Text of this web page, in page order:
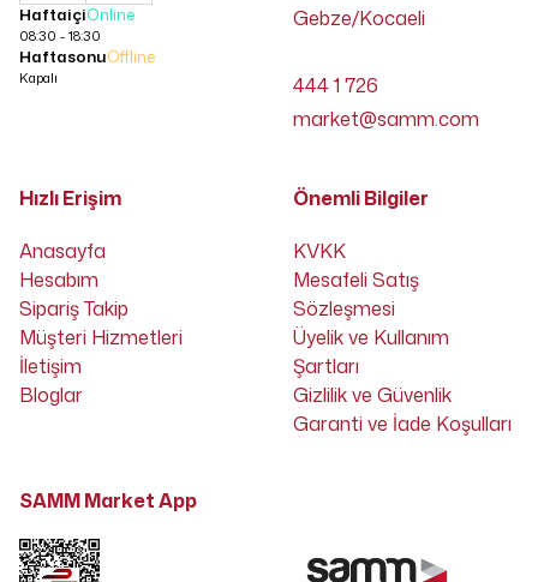
HaftaiçiOnline
08:30 - 18:30
HaftasonuOffline
Kapalı
Gebze/Kocaeli
444 1 726
market@samm.com
Hızlı Erişim
Anasayfa
Hesabım
Sipariş Takip
Müşteri Hizmetleri
İletişim
Bloglar
Önemli Bilgiler
KVKK
Mesafeli Satış
Sözleşmesi
Üyelik ve Kullanım
Şartları
Gizlilik ve Güvenlik
Garanti ve İade Koşulları
SAMM Market App